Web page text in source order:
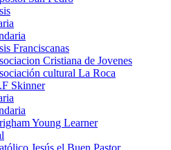
Franciscanas
Cristiana de Jovenes
cultural La Roca
Skinner
Young Learner